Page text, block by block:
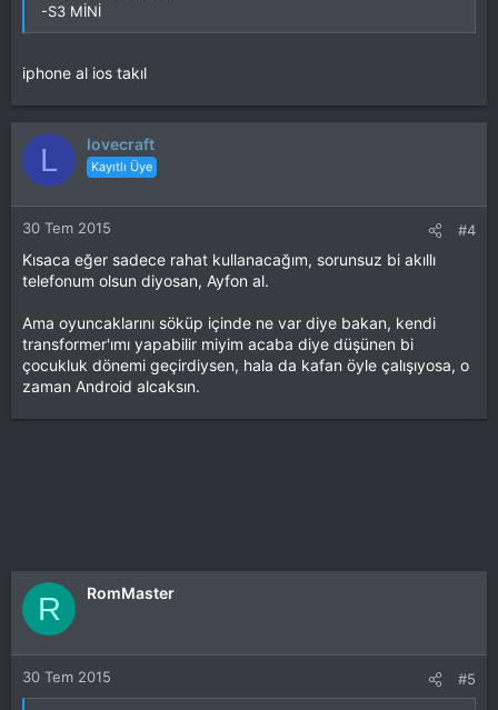
-S3 MİNİ
iphone al ios takıl
L lovecraft
Kayıtlı Üye
30 Tem 2015 #4
Kısaca eğer sadece rahat kullanacağım, sorunsuz bi akıllı
telefonum olsun diyosan, Ayfon al.
Ama oyuncaklarını söküp içinde ne var diye bakan, kendi
transformer'ımı yapabilir miyim acaba diye düşünen bi
çocukluk dönemi geçirdiysen, hala da kafan öyle çalışıyosa, o
zaman Android alcaksın.
R RomMaster
30 Tem 2015 #5